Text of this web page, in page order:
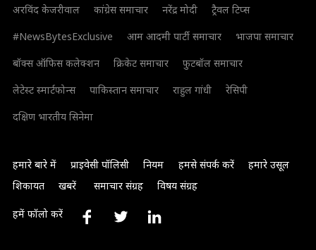
अरविंद केजरीवाल कांग्रेस समाचार नरेंद्र मोदी
ट्रैवल टिप्स
#NewsBytesExclusive
आम आदमी पार्टी समाचार
भाजपा समाचार
बॉक्स ऑफिस कलेक्शन
क्रिकेट समाचार
फुटबॉल समाचार
लेटेस्ट स्मार्टफोन्स
पाकिस्तान समाचार राहुल गांधी
रेसिपी
दक्षिण भारतीय सिनेमा
हमारे बारे में प्राइवेसी पॉलिसी नियम हमसे संपर्क करें
हमारे उसूल
शिकायत
खबरें समाचार संग्रह विषय संग्रह
हमें फॉलो करें